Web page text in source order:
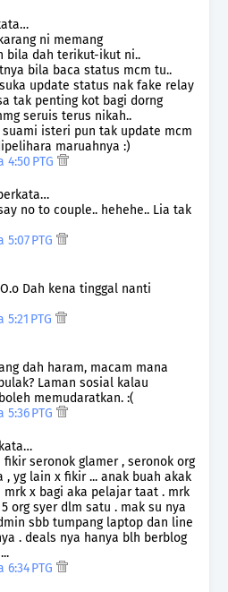
ni memang
bila dah terikut-ikut ni..
bila baca status mcm tu..
update status nak fake relay
tak penting kot bagi dorng
seruis terus nikah..
isteri pun tak update mcm
maruahnya :)
4:50 PTG
no to couple.. hehehe.. Lia tak
PTG
Dah kena tinggal nanti
PTG
dah haram, macam mana
Laman sosial kalau
memudaratkan. :(
PTG
seronok glamer , seronok org
, yg lain x fikir ... anak buah akak
mrk x bagi aka pelajar taat . mrk
org syer dlm satu . mak su nya
sbb tumpang laptop dan line
. deals nya hanya blh berblog
PTG